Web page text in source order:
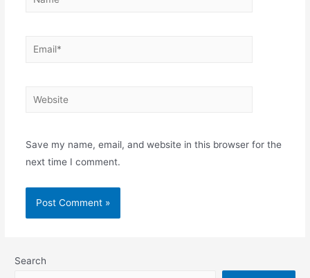
Email*
Website
Save my name, email, and website in this browser for the
next time I comment.
Search